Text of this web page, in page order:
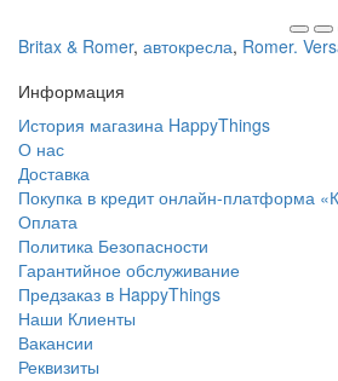
Britax & Romer, автокресла, Romer.
Информация
История магазина HappyThings
О нас
Доставка
Покупка в кредит онлайн-платформа
Оплата
Политика Безопасности
Гарантийное обслуживание
Предзаказ в HappyThings
Наши Клиенты
Вакансии
Реквизиты